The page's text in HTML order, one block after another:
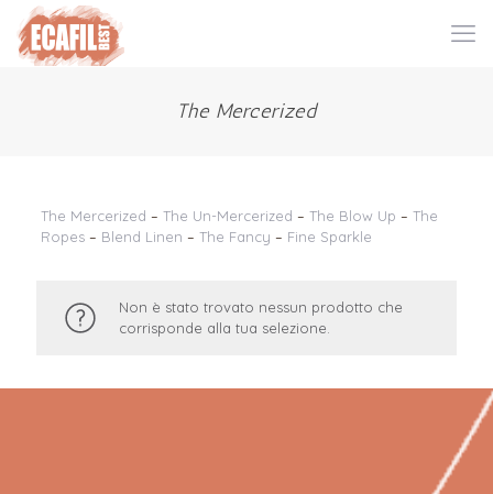
The Mercerized
The Mercerized – The Un-Mercerized – The Blow Up – The
Ropes– Blend Linen – The Fancy – Fine Sparkle
Non è stato trovato nessun prodotto che
corrisponde alla tua selezione.